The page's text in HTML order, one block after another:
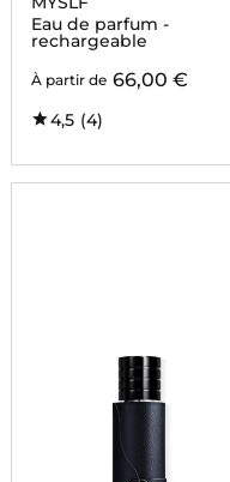
Eau de parfum -
rechargeable
À partir de 66,00 €
4,5 (4)